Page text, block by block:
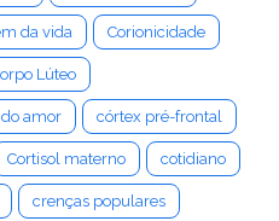
da vida Corionicidade
Lúteo
amor córtex pré-frontal
Cortisol materno cotidiano
crenças populares